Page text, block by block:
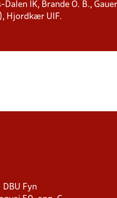
IK, Brande O. B.,
Hjordkær UIF.
DBU Fyn